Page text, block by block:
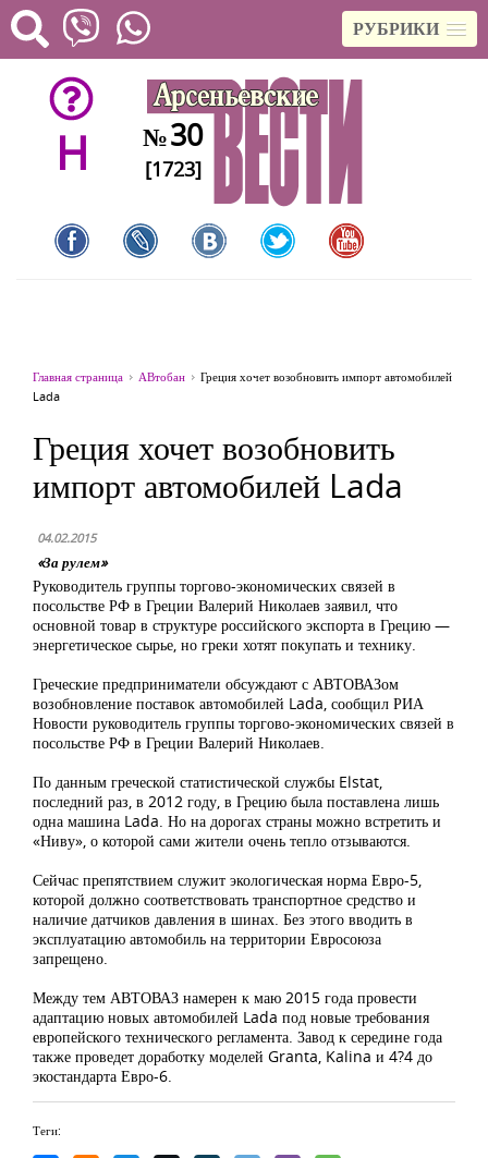
РУБРИКИ
H №30
[1723]
Главная страница АВтобан
Греция хочет возобновить импорт автомобилей
Lada
Греция хочет возобновить
импорт автомобилей Lada
04.02.2015
«За рулем»
Руководитель группы торгово-экономических связей в
посольстве РФ в Греции Валерий Николаев заявил, что
основной товар в структуре российского экспорта в Грецию —
энергетическое сырье, но греки хотят покупать и технику.
Греческие предприниматели обсуждают с АВТОВАЗом
возобновление поставок автомобилей Lada, сообщил РИА
Новости руководитель группы торгово-экономических связей в
посольстве РФ в Греции Валерий Николаев.
По данным греческой статистической службы Elstat,
последний раз, в 2012 году, в Грецию была поставлена лишь
одна машина Lada. Но на дорогах страны можно встретить и
«Ниву», о которой сами жители очень тепло отзываются.
Сейчас препятствием служит экологическая норма Евро-5,
которой должно соответствовать транспортное средство и
наличие датчиков давления в шинах. Без этого вводить в
эксплуатацию автомобиль на территории Евросоюза
запрещено.
Между тем АВТОВАЗ намерен к маю 2015 года провести
адаптацию новых автомобилей Lada под новые требования
европейского технического регламента. Завод к середине года
также проведет доработку моделей Granta, Kalina и 4?4 до
экостандарта Евро-6.
Теги: